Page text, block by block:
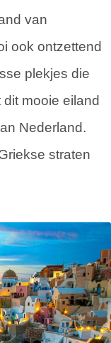
van
ook ontzettend
plekjes die
mooie eiland
Nederland.
straten